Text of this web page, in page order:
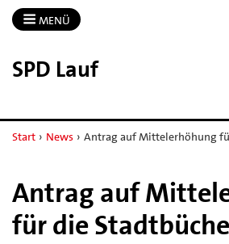
MENÜ
SPD Lauf
Start › News › Antrag auf Mittelerhöhung
Antrag auf
für die